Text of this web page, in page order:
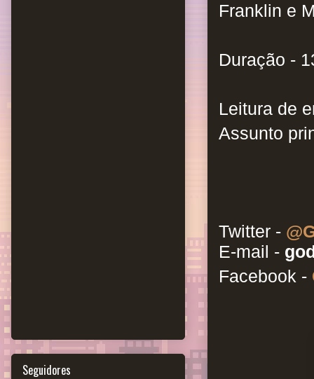
Franklin e
Duração -
Leitura de
Assunto
Twitter -
E-mail -
Facebook -
Seguidores